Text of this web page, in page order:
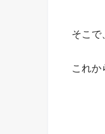
そこで
これか